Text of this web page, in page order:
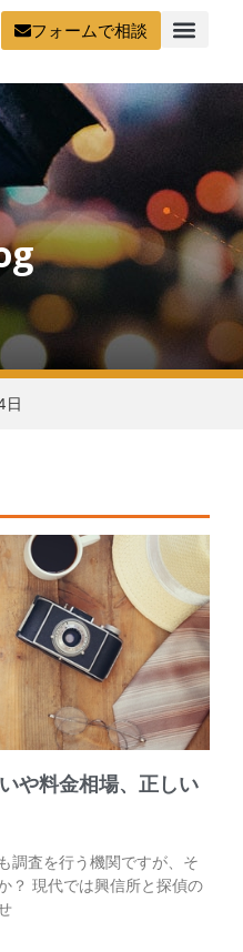
フォームで相談
日
や料金相場、正しい
調査を行う機関ですが、そ
？ 現代では興信所と探偵の